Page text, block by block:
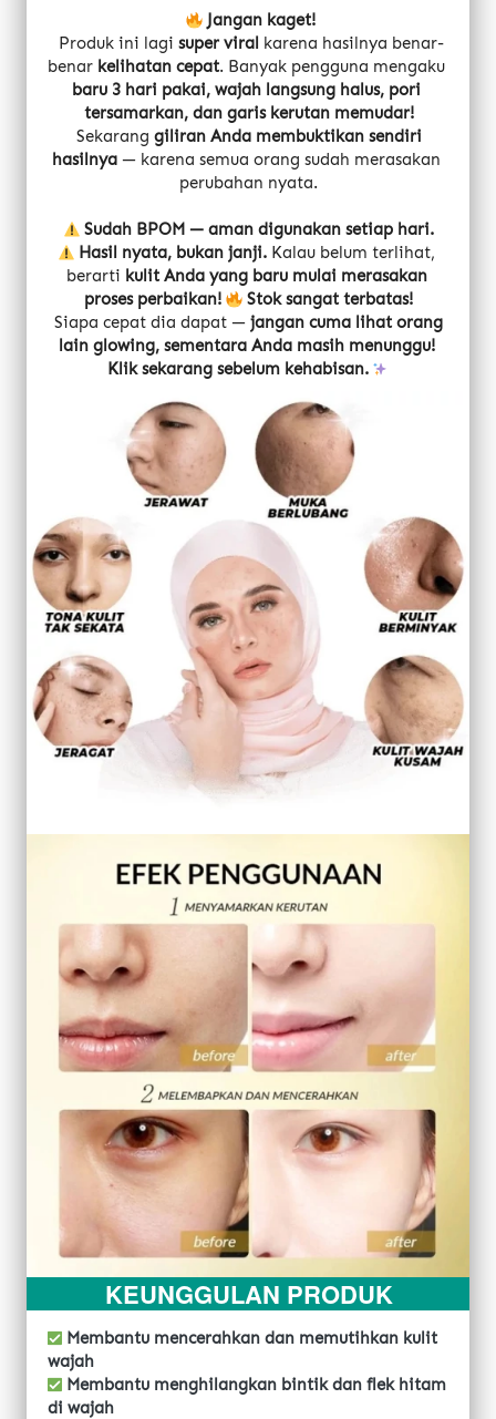
Jangan kaget!
Produk ini lagi super viral karena hasilnya benar-
benar kelihatan cepat
baru 3 hari pakai, wajah langsung halus, pori
tersamarkan, dan garis kerutan memudar!
Sekarang giliran Anda membuktikan sendiri
hasilnya — karena semua orang sudah merasakan
perubahan nyata.
Sudah BPOM — aman digunakan setiap hari.
Hasil nyata, bukan janji. Kalau belum terlihat,
berarti kulit Anda yang baru mulai merasakan
proses perbaikan!
Stok sangat terbatas!
Siapa cepat dia dapat — jangan cuma lihat orang
lain glowing, sementara Anda masih menunggu!
Klik sekarang sebelum kehabisan.
KEUNGGULAN PRODUK
Membantu mencerahkan dan memutihkan kulit
wajah
Membantu menghilangkan bintik dan flek hitam
di wajah